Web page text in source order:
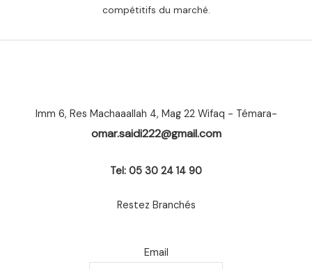
compétitifs du marché.
Imm 6, Res Machaaallah 4, Mag 22 Wifaq - Témara-
omar.saidi222@gmail.com
Tel: 05 30 24 14 90
Restez Branchés
Email